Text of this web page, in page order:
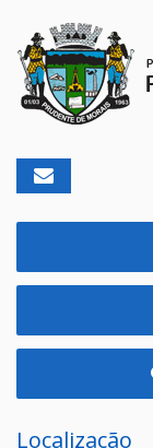
Localização